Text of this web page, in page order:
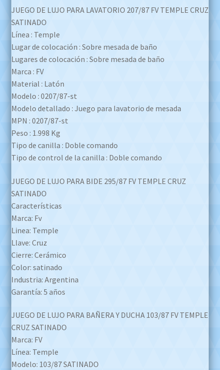
JUEGO DE LUJO PARA LAVATORIO 207/87 FV TEMPLE CRUZ
SATINADO
Línea : Temple
Lugar de colocación : Sobre mesada de baño
Lugares de colocación : Sobre mesada de baño
Marca : FV
Material : Latón
Modelo : 0207/87-st
Modelo detallado : Juego para lavatorio de mesada
MPN : 0207/87-st
Peso : 1.998 Kg
Tipo de canilla : Doble comando
Tipo de control de la canilla : Doble comando
JUEGO DE LUJO PARA BIDE 295/87 FV TEMPLE CRUZ
SATINADO
Características
Marca: Fv
Linea: Temple
Llave: Cruz
Cierre: Cerámico
Color: satinado
Industria: Argentina
Garantía: 5 años
JUEGO DE LUJO PARA BAÑERA Y DUCHA 103/87 FV TEMPLE
CRUZ SATINADO
Marca: FV
Línea: Temple
Modelo: 103/87 SATINADO